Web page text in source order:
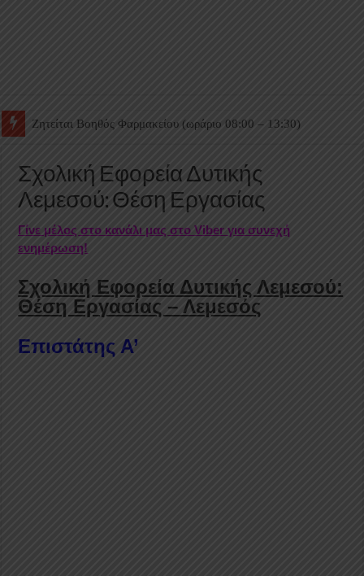
Ζητείται Βοηθός Θαλάμου
Σχολική Εφορεία Δυτικής
Λεμεσού: Θέση Εργασίας
Γίνε μέλος στο κανάλι μας στο Viber για συνεχή
ενημέρωση!
Σχολική Εφορεία Δυτικής Λεμεσού:
Θέση Εργασίας – Λεμεσός
Επιστάτης Α’